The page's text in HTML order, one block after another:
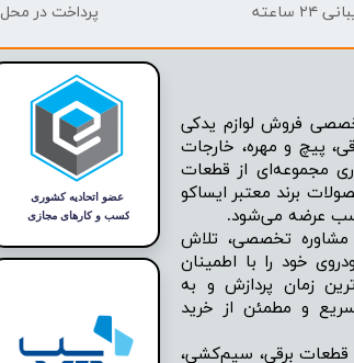
فروش لوازم یدکی
پیچ و مهره، خارجات
مجموعه‌ای از قطعات
برند معتبر ایساکو
مشاوره تخصصی، تلاش
خود را با اطمینان
زمان پردازش و به
و مطمئن از خرید
قطعات برقی، سیم‌کشی،
ساعته پرداخت در محل